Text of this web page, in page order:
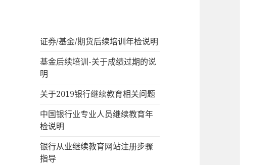
证券/基金/期货后续培训年检说明
基金后续培训-关于成绩过期的说
明
关于2019银行继续教育相关问题
中国银行业专业人员继续教育年
检说明
银行从业继续教育网站注册步骤
指导